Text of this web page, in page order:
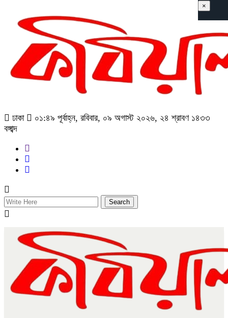
ঢাকা
০১:৪৯ পূর্বাহ্ন, রবিবার, ০৯ অগাস্ট ২০২৬, ২৪ শ্রাবণ ১৪৩৩
বঙ্গাব্দ
×